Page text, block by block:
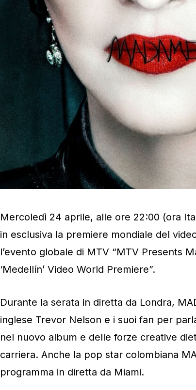
Mercoledì 24 aprile, alle ore 22:00 (ora
in esclusiva la premiere mondiale del
l’evento globale di MTV “MTV Presents
‘Medellín’ Video World Premiere”.
Durante la serata in diretta da Londra,
inglese Trevor Nelson e i suoi fan per
nel nuovo album e delle forze creative
carriera. Anche la pop star colombiana
programma in diretta da Miami.